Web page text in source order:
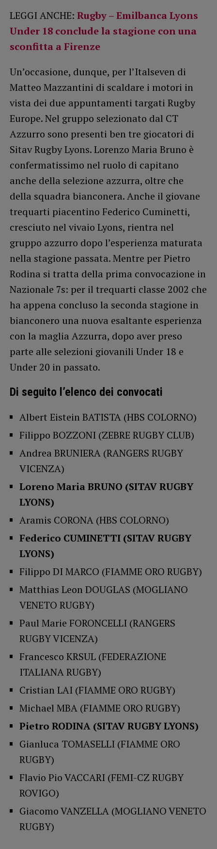
LEGGI ANCHE: Rugby – Emilbanca Lyons
Under 18 conclude la stagione con una
sconfitta a Firenze
Un’occasione, dunque, per l’Italseven di
Matteo Mazzantini di scaldare i motori in
vista dei due appuntamenti targati Rugby
Europe. Nel gruppo selezionato dal CT
Azzurro sono presenti ben tre giocatori di
Sitav Rugby Lyons. Lorenzo Maria Bruno è
confermatissimo nel ruolo di capitano
anche della selezione azzurra, oltre che
della squadra bianconera. Anche il giovane
trequarti piacentino Federico Cuminetti,
cresciuto nel vivaio Lyons, rientra nel
gruppo azzurro dopo l’esperienza maturata
nella stagione passata. Mentre per Pietro
Rodina si tratta della prima convocazione in
Nazionale 7s: per il trequarti classe 2002 che
ha appena concluso la seconda stagione in
bianconero una nuova esaltante esperienza
con la maglia Azzurra, dopo aver preso
parte alle selezioni giovanili Under 18 e
Under 20 in passato.
Di seguito l’elenco dei convocati
Albert Eistein BATISTA (HBS COLORNO)
Filippo BOZZONI (ZEBRE RUGBY CLUB)
Andrea BRUNIERA (RANGERS RUGBY
VICENZA)
Loreno Maria BRUNO (SITAV RUGBY
LYONS)
Aramis CORONA (HBS COLORNO)
Federico CUMINETTI (SITAV RUGBY
LYONS)
Filippo DI MARCO (FIAMME ORO RUGBY)
Matthias Leon DOUGLAS (MOGLIANO
VENETO RUGBY)
Paul Marie FORONCELLI (RANGERS
RUGBY VICENZA)
Francesco KRSUL (FEDERAZIONE
ITALIANA RUGBY)
Cristian LAI (FIAMME ORO RUGBY)
Michael MBA (FIAMME ORO RUGBY)
Pietro RODINA (SITAV RUGBY LYONS)
Gianluca TOMASELLI (FIAMME ORO
RUGBY)
Flavio Pio VACCARI (FEMI-CZ RUGBY
ROVIGO)
Giacomo VANZELLA (MOGLIANO VENETO
RUGBY)